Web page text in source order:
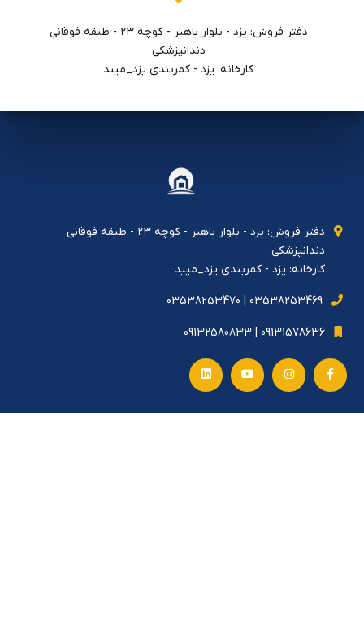
دفتر فروش: يزد - بلوار باهنر - كوچه ٢٣ - طبقه فوقاني
دندانپزشكي
کارخانه: یزد - کمربندی یزد_میبد
دفتر فروش: يزد - بلوار باهنر - كوچه ٢٣ - طبقه فوقاني
دندانپزشكي
کارخانه: یزد - کمربندی یزد_میبد
03538253469 | 03538253470
09131578636 | 09132580833